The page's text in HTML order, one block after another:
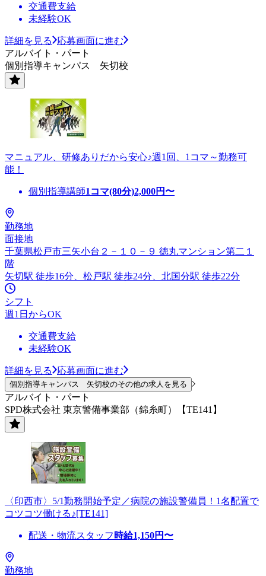
交通費支給
未経験OK
詳細を見る
応募画面に進む
アルバイト・パート
個別指導キャンパス 矢切校
マニュアル、研修ありだから安心♪週1回、1コマ～勤務可
能！
個別指導講師1コマ(80分)2,000円〜
勤務地
面接地
千葉県松戸市三矢小台２－１０－９ 徳丸マンション第二１
階
矢切駅 徒歩16分、松戸駅 徒歩24分、北国分駅 徒歩22分
シフト
週1日からOK
交通費支給
未経験OK
詳細を見る 応募画面に進む
個別指導キャンパス 矢切校のその他の求人を見る
アルバイト・パート
SPD株式会社 東京警備事業部（錦糸町）【TE141】
〈印西市〉5/1勤務開始予定／病院の施設警備員！1名配置で
コツコツ働ける♪[TE141]
配送・物流スタッフ 時給1,150円〜
勤務地